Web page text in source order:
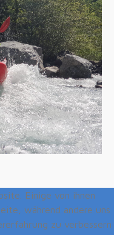
Einige von ihnen
während andere uns
zu verbessern